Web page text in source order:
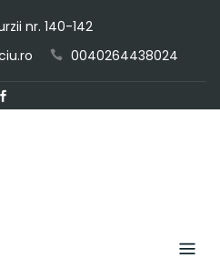
nr. 140-142
0040264438024